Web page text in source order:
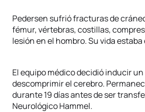
Pedersen sufrió fracturas de
fémur, vértebras, costillas,
lesión en el hombro. Su vida estaba
El equipo médico decidió inducir
descomprimir el cerebro.
durante 19 días antes de ser
Neurológico Hammel.